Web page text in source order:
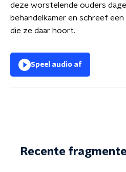
deze worstelende ouders
behandelkamer en schreef
die ze daar hoort.
Speel audio af
Recente